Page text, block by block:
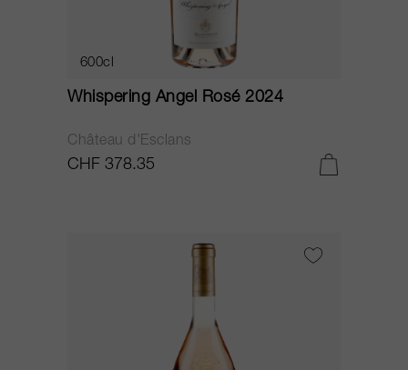
600cl
Whispering Angel Rosé 2024
Château d'Esclans
CHF 378.35